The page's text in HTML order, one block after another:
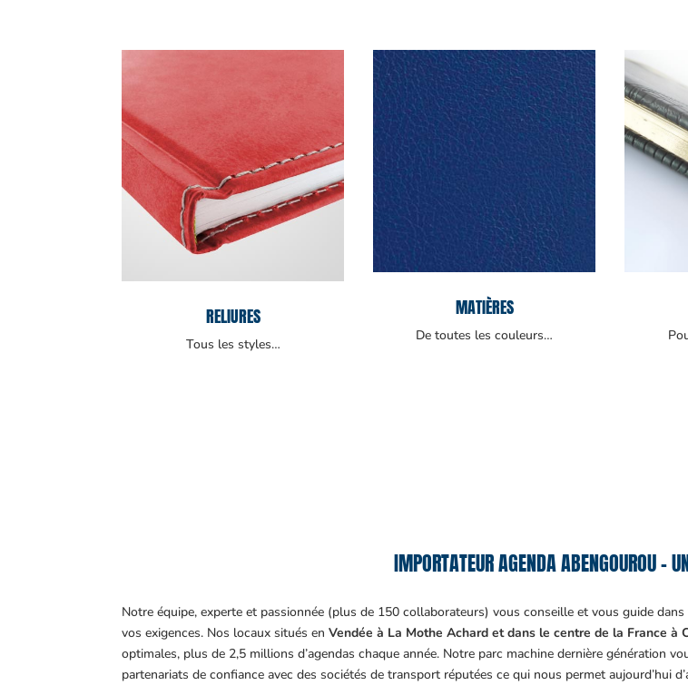
RELIURES
Tous les styles…
MATIÈRES
De toutes les couleurs…
IMPORTATEUR AGENDA ABENGOUROU –
Notre équipe, experte et passionnée (plus de 150 collaborateurs) vous conseille et vous guide
vos exigences. Nos locaux situés enVendée à La Mothe Achard et dans le centre de la France à
optimales, plus de 2,5 millions d’agendas chaque année. Notre parc machine dernière génération
partenariats de confiance avec des sociétés de transport réputées ce qui nous permet aujourd’hui